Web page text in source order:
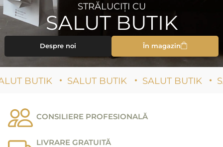
STRĂLUCIȚI CU
SALUT BUTIK
În magazin
Despre noi
BUTIK SALUT BUTIK SALUT BUTIK
CONSILIERE PROFESIONALĂ
LIVRARE GRATUITĂ